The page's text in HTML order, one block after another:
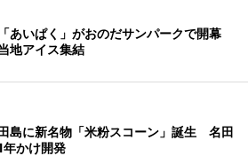
あいぱく」がおのだサンパークで開幕
地アイス集結
島に新名物「米粉スコーン」誕生 名田
年かけ開発